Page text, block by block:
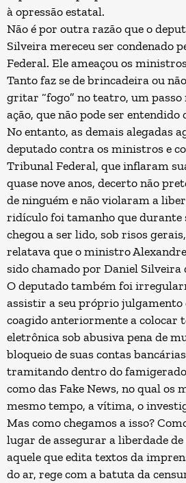
à opressão estatal.
Não é por outra razão que o
Silveira mereceu ser condenado
Federal. Ele ameaçou os
Tanto faz se de brincadeira ou
gritar “fogo” no teatro, um
ação, que não pode ser entendido
No entanto, as demais alegadas
deputado contra os ministros e
Tribunal Federal, que inflaram
quase nove anos, decerto não
de ninguém e não violaram a
ridículo foi tamanho que durante
chegou a ser lido, sob risos
relatava que o ministro
sido chamado por Daniel Silveira
O deputado também foi
assistir a seu próprio julgamento
coagido anteriormente a colocar
eletrônica sob abusiva pena de
bloqueio de suas contas
tramitando dentro do
como das Fake News, no qual os
mesmo tempo, a vítima, o
Mas como chegamos a isso?
lugar de assegurar a liberdade
aquele que edita textos da
do ar, rege com a batuta da